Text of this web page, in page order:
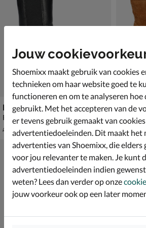
Nelson Kids
Rits- & gesloten boots - zwart
van € 69,99 voor € 48,99
69 48
Nelson
Rits- &
69
Jouw
Shoemixx maakt gebruik van cookies
technieken om haar website goed te
functioneren en om te analyseren hoe
gebruikt. Met het accepteren van de
er tevens gebruik gemaakt van
advertentiedoeleinden. Dit maakt het
advertenties van Shoemixx, die
voor jou relevanter te maken. Je kunt
advertentiedoeleinden indien
weten? Lees dan verder op onze
jouw voorkeur ook op een later